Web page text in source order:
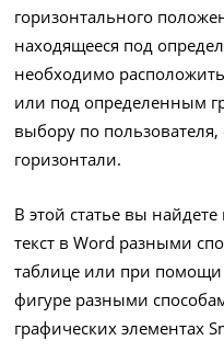
горизонтального
находящееся под
необходимо
или под определенным
выбору по
горизонтали.
В этой статье вы
текст в Word разными
таблице или при помощи
фигуре разными
графических элементах